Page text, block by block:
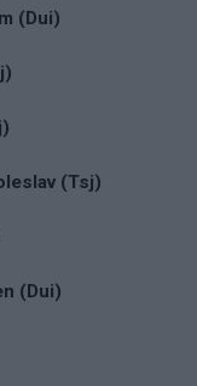
(Dui)
(Tsj)
(Dui)